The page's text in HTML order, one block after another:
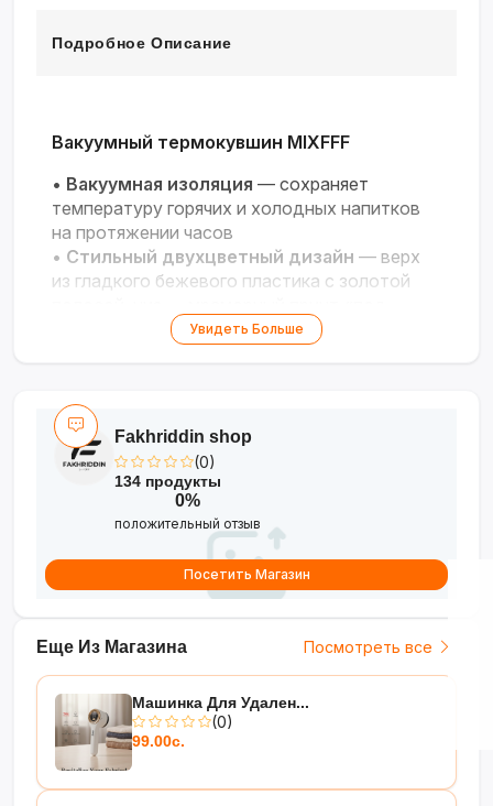
Подробное Описание
Вакуумный термокувшин MIXFFF
• Вакуумная изоляция — сохраняет
температуру горячих и холодных напитков
на протяжении часов
• Стильный двухцветный дизайн — верх
из гладкого бежевого пластика с золотой
комфортный захват
• Объём 1–1,6 л— идеален для дома, офиса,
пикников и поездок
•Универсальность
чая, соков, лимонадов и других напитков
Увидеть Больше
Еще Из Магазина Посмотреть все
Машинка Для Удален...
(0)
99.00с.
Fakhriddin shop
(0)
134 продукты
0%
положительный отзыв
Посетить Магазин